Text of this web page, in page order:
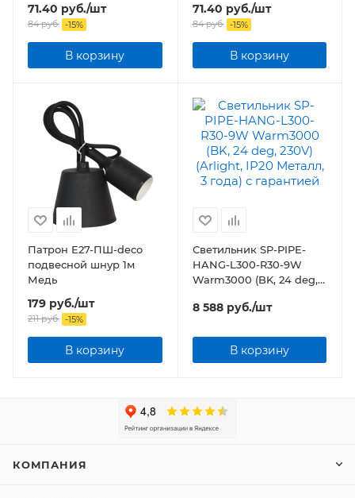
71.40 руб./шт
84руб. -15%
В корзину
71.40 руб./шт
84руб. -15%
В корзину
Патрон Е27-ПШ-deco
подвесной шнур 1м
Медь
179 руб./шт
211руб. -15%
В корзину
Светильник SP-PIPE-
HANG-L300-R30-9W
Warm3000 (BK, 24 deg,
Металл, 3 года)
8 588руб./шт
В корзину
КОМПАНИЯ